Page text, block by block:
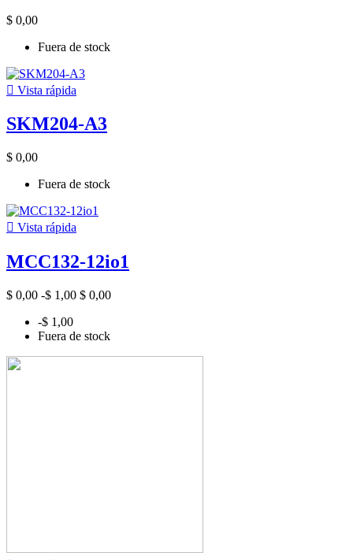
$ 0,00
Fuera de stock
 Vista rápida
SKM204-A3
$ 0,00
Fuera de stock
 Vista rápida
MCC132-12io1
$ 0,00 -$ 1,00 $ 0,00
-$ 1,00
Fuera de stock